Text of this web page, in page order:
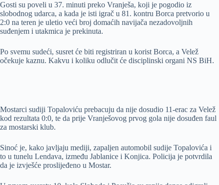
Gosti su poveli u 37. minuti preko Vranješa, koji je pogodio iz
slobodnog udarca, a kada je isti igrač u 81. kontru Borca pretvorio u
2:0 na teren je uletio veći broj domaćih navijača nezadovoljnih
suđenjem i utakmica je prekinuta.
Po svemu sudeći, susret će biti registriran u korist Borca, a Velež
očekuje kaznu. Kakvu i koliku odlučit će disciplinski organi NS BiH.
Mostarci sudiji Topaloviću prebacuju da nije dosudio 11-erac za Velež
kod rezultata 0:0, te da prije Vranješovog prvog gola nije dosuđen faul
za mostarski klub.
Sinoć je, kako javljaju mediji, zapaljen automobil sudije Topalovića i
to u tunelu Lendava, između Jablanice i Konjica. Policija je potvrdila
da je izvješće proslijeđeno u Mostar.